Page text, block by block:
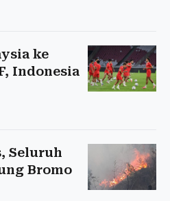
ke
Indonesia
Seluruh
Bromo